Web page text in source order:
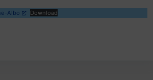
Albo Download